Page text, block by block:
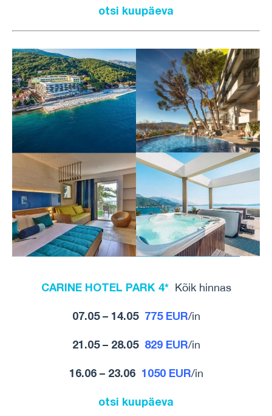
otsi kuupäeva
CARINE HOTEL PARK 4* Kõik hinnas
07.05 – 14.05 775 EUR/in
21.05 – 28.05 829 EUR/in
16.06 – 23.06 1050 EUR/in
otsi kuupäeva